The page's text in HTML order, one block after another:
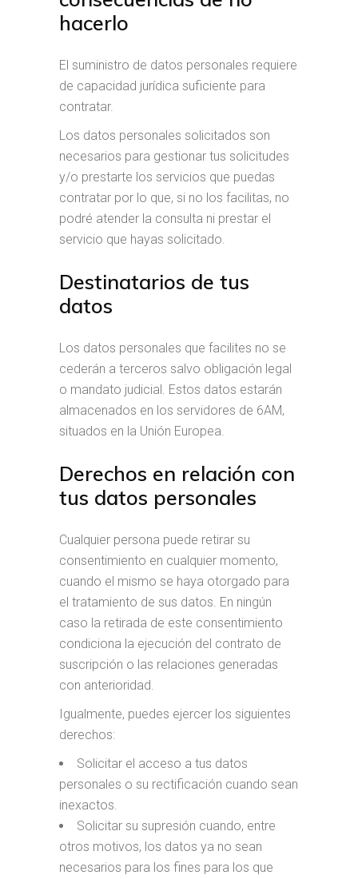
hacerlo
El suministro de datos personales requiere
de capacidad jurídica suficiente para
contratar.
Los datos personales solicitados son
necesarios para gestionar tus solicitudes
y/o prestarte los servicios que puedas
contratar por lo que, si no los facilitas, no
podré atender la consulta ni prestar el
servicio que hayas solicitado.
Destinatarios de tus
datos
Los datos personales que facilites no se
cederán a terceros salvo obligación legal
o mandato judicial. Estos datos estarán
almacenados en los servidores de 6AM,
situados en la Unión Europea.
Derechos en relación con
tus datos personales
Cualquier persona puede retirar su
consentimiento en cualquier momento,
cuando el mismo se haya otorgado para
el tratamiento de sus datos. En ningún
caso la retirada de este consentimiento
condiciona la ejecución del contrato de
suscripción o las relaciones generadas
con anterioridad.
Igualmente, puedes ejercer los siguientes
derechos:
Solicitar el acceso a tus datos
personales o su rectificación cuando sean
inexactos.
Solicitar su supresión cuando, entre
otros motivos, los datos ya no sean
necesarios para los fines para los que